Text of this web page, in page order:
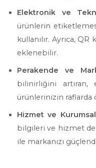
Elektronik ve
ürünlerin
kullanılır. Ayrıca,
eklenebilir.
Perakende ve
bilinirliğini
ürünlerinizin raflarda
Hizmet ve Kurumsal
bilgileri ve hizmet
ile markanızı